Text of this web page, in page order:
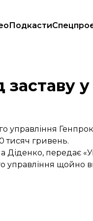
Подкасти
заставу
управління
тисяч гривень.
Діденко, передає
управління щойно